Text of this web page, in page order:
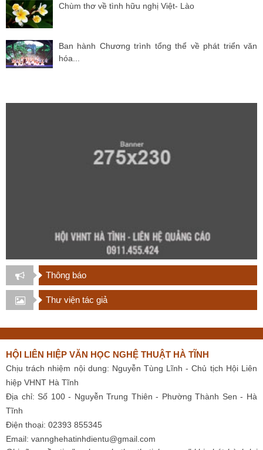
Chùm thơ về tình hữu nghị Việt- Lào
Ban hành Chương trình tổng thể về phát triển văn
hóa...
Thông báo
Thư viện tác giả
HỘI LIÊN HIỆP VĂN HỌC NGHỆ THUẬT HÀ TĨNH
Chịu trách nhiệm nội dung: Nguyễn Tùng Lĩnh - Chủ tịch Hội Liên
hiệp VHNT Hà Tĩnh
Địa chỉ: Số 100 - Nguyễn Trung Thiên - Phường Thành Sen - Hà
Tĩnh
Điện thoại: 02393 855345
Email: vannghehatinhdientu@gmail.com